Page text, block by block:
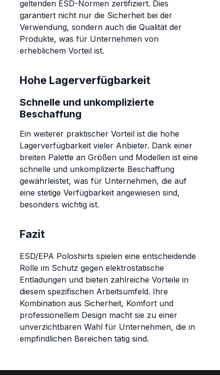
geltenden ESD-Normen zertifiziert. Dies
garantiert nicht nur die Sicherheit bei der
Verwendung, sondern auch die Qualität der
Produkte, was für Unternehmen von
erheblichem Vorteil ist.
Hohe Lagerverfügbarkeit
Schnelle und unkomplizierte
Beschaffung
Ein weiterer praktischer Vorteil ist die hohe
Lagerverfügbarkeit vieler Anbieter. Dank einer
breiten Palette an Größen und Modellen ist eine
schnelle und unkomplizierte Beschaffung
gewährleistet, was für Unternehmen, die auf
eine stetige Verfügbarkeit angewiesen sind,
besonders wichtig ist.
Fazit
ESD/EPA Poloshirts spielen eine entscheidende
Rolle im Schutz gegen elektrostatische
Entladungen und bieten zahlreiche Vorteile in
diesem spezifischen Arbeitsumfeld. Ihre
Kombination aus Sicherheit, Komfort und
professionellem Design macht sie zu einer
unverzichtbaren Wahl für Unternehmen, die in
empfindlichen Bereichen tätig sind.